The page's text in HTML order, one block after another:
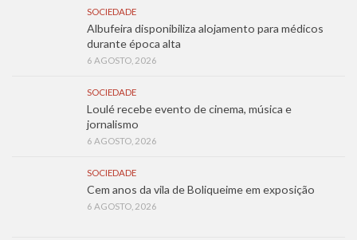
SOCIEDADE
Albufeira disponibiliza alojamento para médicos
durante época alta
6 AGOSTO, 2026
SOCIEDADE
Loulé recebe evento de cinema, música e
jornalismo
6 AGOSTO, 2026
SOCIEDADE
Cem anos da vila de Boliqueime em exposição
6 AGOSTO, 2026